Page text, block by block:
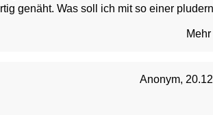
genäht. Was soll ich mit so einer
Anonym,